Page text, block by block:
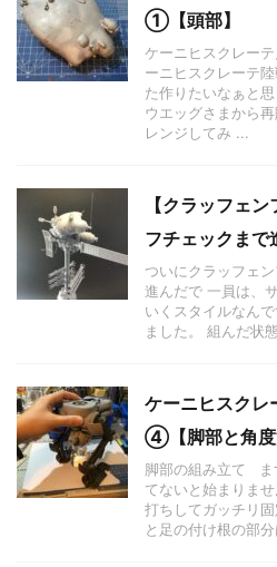
①【頭部】
ケーニヒスクレー
ーニヒスクレーテ
た作りたいなぁと
ウエッグさまから
レンジしてみ ...
【クラッフェ
フチェックまで
ついにクラッフェ
進んだで 一員は、
いくスタイルなん
ました。 組んだ状
ケーニヒスクレ
④【脚部と角度
脚部の組み立て ま
てないと始まりま
打ちしてガッチリ
と足の付け根の部